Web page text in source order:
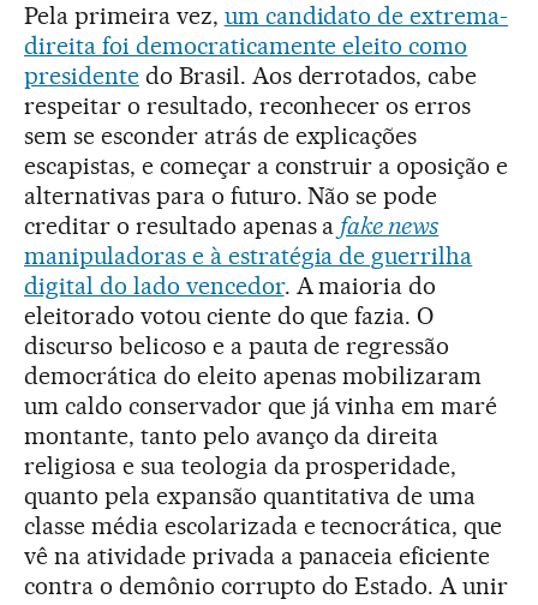
Pela primeira vez, um candidato de extrema-
direita foi democraticamente eleito como
presidentedo Brasil. Aos derrotados, cabe
respeitar o resultado, reconhecer os erros
sem se esconder atrás de explicações
escapistas, e começar a construir a oposição e
alternativas para o futuro. Não se pode
creditar o resultado apenas a fake news
manipuladoras e à estratégia de guerrilha
digital do lado vencedor. A maioria do
eleitorado votou ciente do que fazia. O
discurso belicoso e a pauta de regressão
democrática do eleito apenas mobilizaram
um caldo conservador que já vinha em maré
montante, tanto pelo avanço da direita
religiosa e sua teologia da prosperidade,
quanto pela expansão quantitativa de uma
classe média escolarizada e tecnocrática, que
vê na atividade privada a panaceia eficiente
contra o demônio corrupto do Estado. A unir